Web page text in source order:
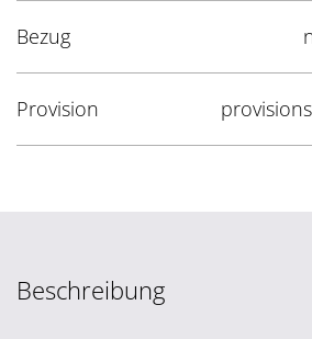
Bezug
Provision
Beschreibung